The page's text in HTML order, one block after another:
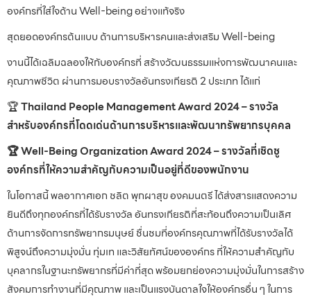
องค์กรที่ใส่ใจด้าน Well-being อย่างแท้จริง
สุดยอดองค์กรต้นแบบ ด้านการบริหารคนและส่งเสริม Well-being
งานนี้ได้เฉลิมฉลองให้กับองค์กรที่ สร้างวัฒนธรรมแห่งการพัฒนาคนและ
คุณภาพชีวิต ผ่านการมอบรางวัลอันทรงเกียรติ 2 ประเภท ได้แก่
🏆Thailand People Management Award 2024 – รางวัล
สำหรับองค์กรที่โดดเด่นด้านการบริหารและพัฒนาทรัพยากรบุคคล
🏆 Well-Being Organization Award 2024 – รางวัลที่เชิดชู
องค์กรที่ให้ความสำคัญกับความเป็นอยู่ที่ดีของพนักงาน
ในโอกาสนี้ พลอากาศเอก ชลิต พุกผาสุข องคมนตรี ได้ส่งสารแสดงความ
ยินดีถึงทุกองค์กรที่ได้รับรางวัล อันทรงเกียรติที่สะท้อนถึงความเป็นเลิศ
ด้านการจัดการทรัพยากรมนุษย์ ชื่นชมที่องค์กรคุณภาพที่ได้รับรางวัลได้
พิสูจน์ถึงความมุ่งมั่น ทุ่มเท และวิสัยทัศน์ขององค์กร ที่ให้ความสำคัญกับ
บุคลากรในฐานะทรัพยากรที่มีค่าที่สุด พร้อมยกย่องความมุ่งมั่นในการสร้าง
สังคมการทำงานที่มีคุณภาพ และเป็นแรงบันดาลใจให้องค์กรอื่น ๆ ในการ